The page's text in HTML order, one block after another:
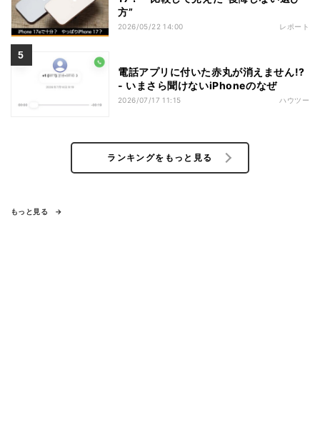
方”
2026/05/22 14:00 レポート
電話アプリに付いた赤丸が消えません!?
- いまさら聞けないiPhoneのなぜ
2026/07/17 11:15 ハウツー
ランキングをもっと見る
もっと見る